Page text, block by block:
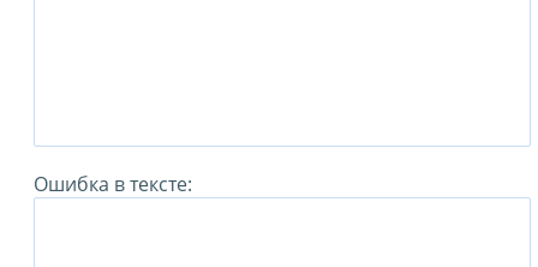
Ошибка в тексте: